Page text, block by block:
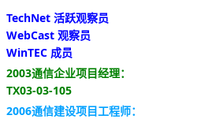
TechNet 活跃观察员
WebCast 观察员
WinTEC 成员
2003通信企业项目经理：
TX03-03-105
2006通信建设项目工程师：